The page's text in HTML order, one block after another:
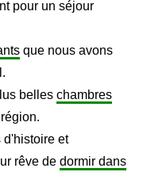
pour un séjour
que nous avons
belles chambres
d'histoire et
rêve de dormir dans